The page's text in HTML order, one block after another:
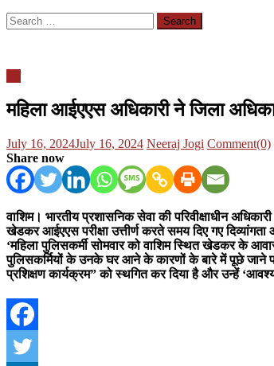
Search
for:
महिला आईएएस अधिकारी ने जिला
Posted
on
July 16, 2024July 16, 2024 Author
Neeraj Jogi Comment(0)
Share now
वाशिम। भारतीय प्रशासनिक सेवा की परिवीक्षाधीन
खेडकर आईएएस परीक्षा उत्तीर्ण करते समय दिए गए
‘महिला पुलिसकर्मी सोमवार को वाशिम स्थित खेडकर के
पुलिसकर्मियों के उनके घर आने के कारणों के बारे में पूछे जाने
प्रशिक्षण कार्यक्रम” को स्थगित कर दिया है और उन्हें